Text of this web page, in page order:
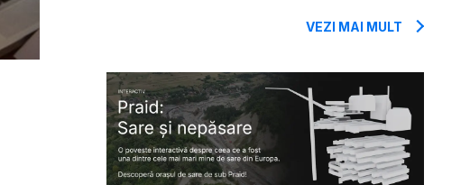
VEZI MAI MULT